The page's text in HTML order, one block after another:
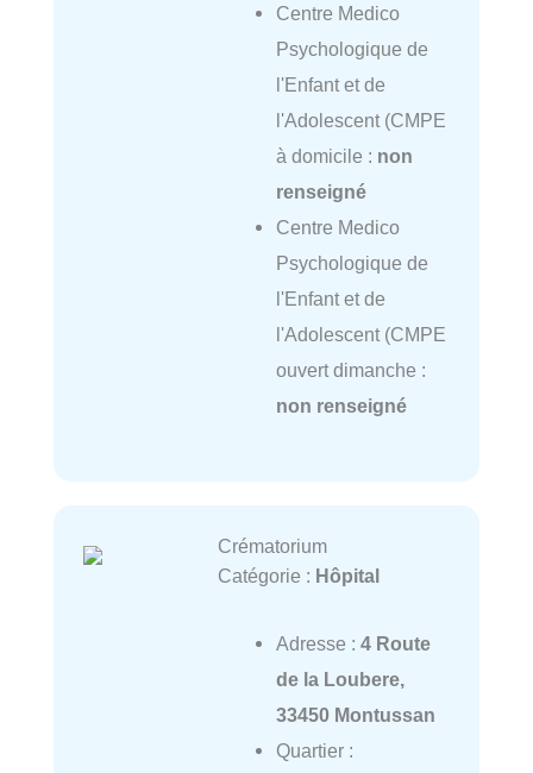
Centre Medico
Psychologique de
l'Enfant et de
l'Adolescent (CMPE
à domicile : non
renseigné
Centre Medico
Psychologique de
l'Enfant et de
l'Adolescent (CMPE
ouvert dimanche :
non renseigné
Crématorium
Catégorie : Hôpital
Adresse : 4 Route
de la Loubere,
33450 Montussan
Quartier :